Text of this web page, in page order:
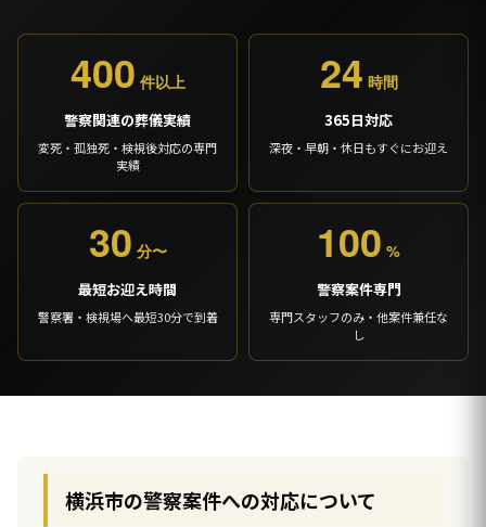
400 件以上
警察関連の葬儀実績
変死・孤独死・検視後対応の専門
実績
24 時間
365日対応
深夜・早朝・休日もすぐにお迎え
30 分〜
最短お迎え時間
警察署・検視場へ最短30分で到着
100 %
警察案件専門
専門スタッフのみ・他案件兼任な
し
横浜市の警察案件への対応について